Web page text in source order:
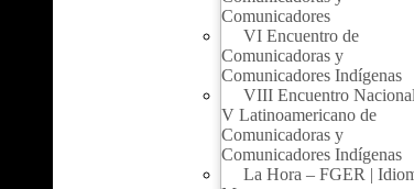
Comunicadores
VI Encuentro de
Comunicadoras y
Comunicadores Indígenas
VIII Encuentro
V Latinoamericano de
Comunicadoras y
Comunicadores Indígenas
La Hora – FGER |